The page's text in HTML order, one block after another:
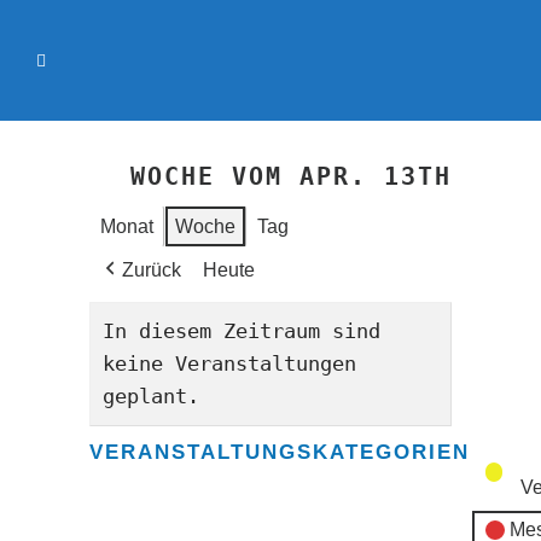
WOCHE VOM APR. 13TH
Monat Woche Tag
Zurück Heute
In diesem Zeitraum sind
keine Veranstaltungen
geplant.
VERANSTALTUNGSKATEGORIEN